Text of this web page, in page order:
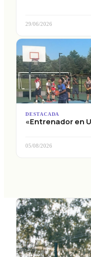
29/06/2026
DESTACADA
«Entrenador en
05/08/2026